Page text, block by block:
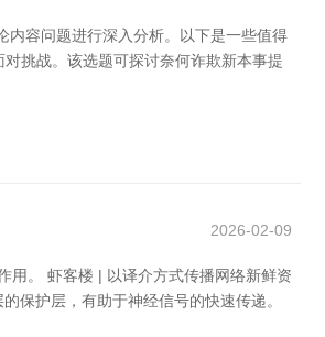
内容问题进行深入分析。以下是一些值得
挑战。该选题可探讨奈何诈欺新本事提
2026-02-09
用。 虾客楼 | 以译介方式传播网络新鲜资
保护层，有助于神经信号的快速传递。